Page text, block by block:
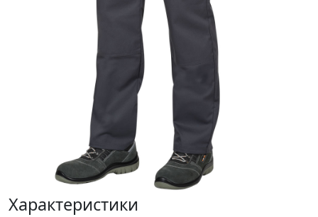
Характеристики